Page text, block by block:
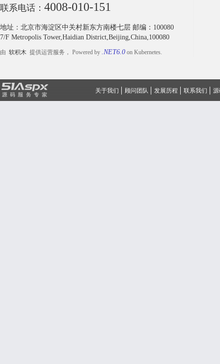
联系电话： 4008-010-151
地址：北京市海淀区中关村新东方南楼七层 邮编：100080
7/F Metropolis Tower,Haidian District,Beijing,China,100080
由 软积木 提供运营服务， Powered by .NET6.0 on Kubernetes.
关于我们 顾问团队 发展历程 联系我们